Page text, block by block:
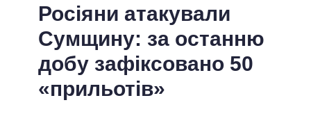
СТРІЧКА
СТАТТІ
ДУМКИ
ОГЛЯДИ
ЕКОНОМІКА
СУСПІЛЬСТВО
СВІТ
ПОЛIТИКИ
УСІ ПОЛІТИКИ
ПРЕЗИДЕНТ І ОФІС
ІНФОГРАФІКА
ВІДЕО
Росіяни атакували
Сумщину: за останню
добу зафіксовано 50
«прильотів»